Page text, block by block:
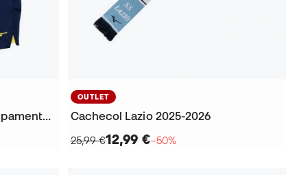
Conjunto Lazio Segundo Equipamento 2024-2025 Bebé
OUTLET
Cachecol Lazio 2025-2026
25,99 €12,99 €−50%